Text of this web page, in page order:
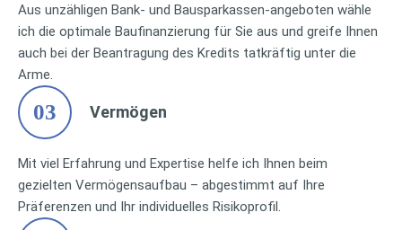
Aus unzähligen Bank- und Bausparkassen-angeboten wähle
ich die optimale Baufinanzierung für Sie aus und greife Ihnen
auch bei der Beantragung des Kredits tatkräftig unter die
Arme.
03 Vermögen
Mit viel Erfahrung und Expertise helfe ich Ihnen beim
gezielten Vermögensaufbau – abgestimmt auf Ihre
Präferenzen und Ihr individuelles Risikoprofil.